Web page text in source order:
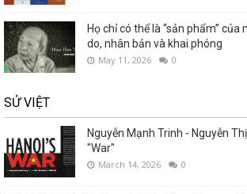
Họ chỉ có thể là “sản phẩm”
do, nhân bản và khai phóng
May 11, 2026 0
SỬ VIỆT
Nguyễn Mạnh Trinh - Nguyễn
"War"
March 14, 2026 0